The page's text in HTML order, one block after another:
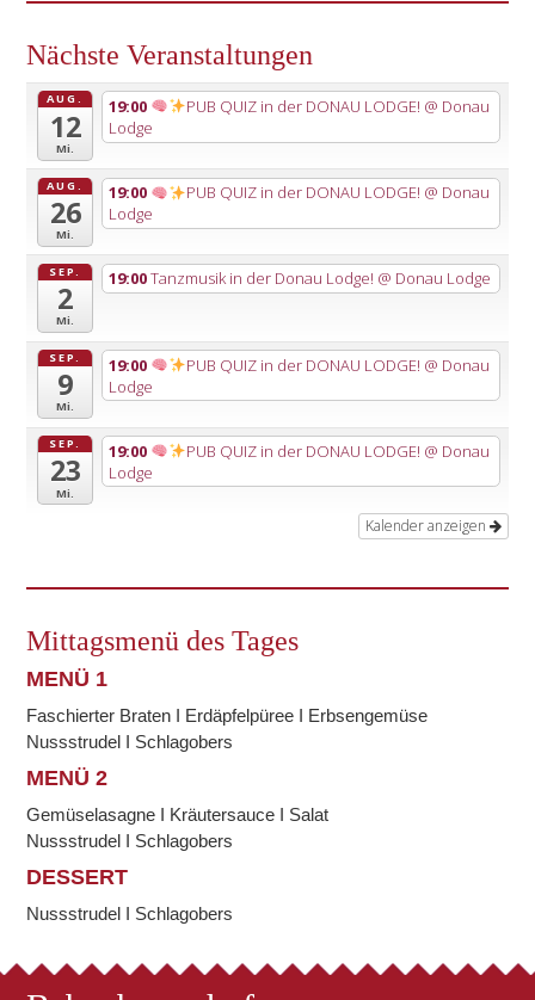
Nächste Veranstaltungen
AUG.
12
Mi.
19:00 PUB QUIZ in der DONAU LODGE! @ Donau
Lodge
AUG.
26
Mi.
19:00 PUB QUIZ in der DONAU LODGE! @ Donau
Lodge
SEP.
2
Mi.
19:00Tanzmusik in der Donau Lodge! @ Donau Lodge
SEP.
9
Mi.
19:00 PUB QUIZ in der DONAU LODGE! @ Donau
Lodge
SEP.
23
Mi.
19:00 PUB QUIZ in der DONAU LODGE! @ Donau
Lodge
Kalender anzeigen
Mittagsmenü des Tages
MENÜ 1
Faschierter Braten I Erdäpfelpüree I Erbsengemüse
Nussstrudel I Schlagobers
MENÜ 2
Gemüselasagne I Kräutersauce I Salat
Nussstrudel I Schlagobers
DESSERT
Nussstrudel I Schlagobers